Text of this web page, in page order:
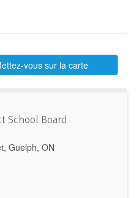
vous sur la carte
School Board
Guelph, ON